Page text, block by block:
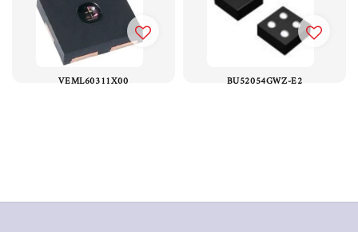
VEML60311X00 BU52054GWZ-E2